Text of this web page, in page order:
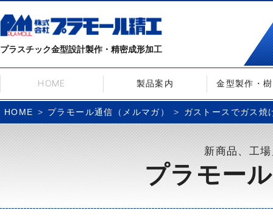
プラスチック金型設計製作・精密成形加工
HOME 製品案内 金型製作・
HOME プラモール通信（メルマガ） ガストースでガス
新商品、工
プラモー